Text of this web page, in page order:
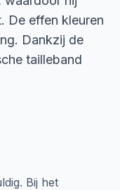
De effen kleuren
Dankzij de
tailleband
Bij het